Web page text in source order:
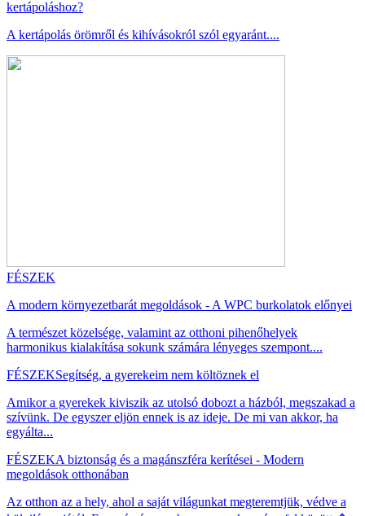
kertápoláshoz?
A kertápolás örömről és kihívásokról szól egyaránt....
FÉSZEK
A modern környezetbarát megoldások - A WPC burkolatok előnyei
A természet közelsége, valamint az otthoni pihenőhelyek
harmonikus kialakítása sokunk számára lényeges szempont....
FÉSZEKSegítség, a gyerekeim nem költöznek el
Amikor a gyerekek kiviszik az utolsó dobozt a házból, megszakad a
szívünk. De egyszer eljön ennek is az ideje. De mi van akkor, ha
egyálta...
FÉSZEKA biztonság és a magánszféra kerítései - Modern
megoldások otthonában
Az otthon az a hely, ahol a saját világunkat megteremtjük, védve a